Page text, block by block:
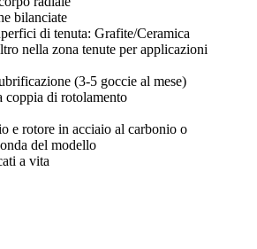
bilanciate
di tenuta: Grafite/Ceramica
nella zona tenute per applicazioni
(3-5 goccie al mese)
coppia di rotolamento
e rotore in acciaio al carbonio o
del modello
a vita